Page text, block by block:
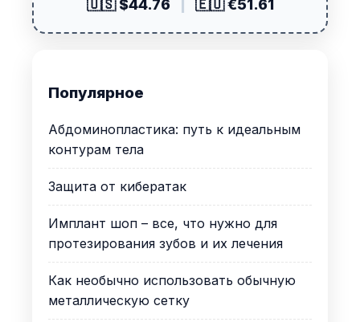
🇺🇸 $44.76 🇪🇺 €51.61
Популярное
Абдоминопластика: путь к идеальным
контурам тела
Защита от кибератак
Имплант шоп – все, что нужно для
протезирования зубов и их лечения
Как необычно использовать обычную
металлическую сетку